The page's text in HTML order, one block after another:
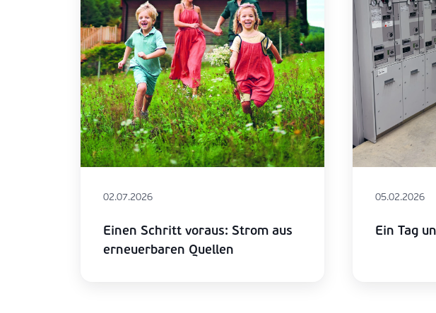
02.07.2026
Einen Schritt voraus: Strom aus
erneuerbaren Quellen
05.02.2026
Ein Tag